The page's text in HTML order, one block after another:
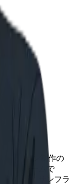
ーション制作の
鋭のチームで
集結し、サンフラ